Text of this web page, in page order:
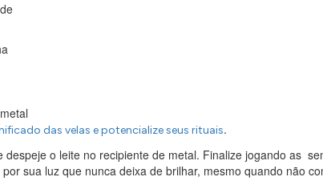
das velas e potencialize seus rituais.
despeje o leite no recipiente de metal. Finalize jogando as
sua luz que nunca deixa de brilhar, mesmo quando não